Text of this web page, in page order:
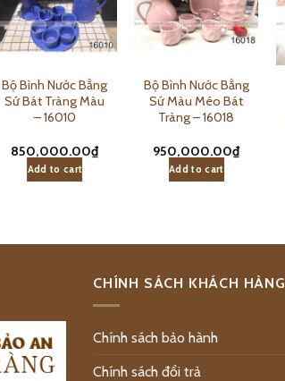
Bộ Bình Nước Bằng
Sứ Bát Tràng Màu
– 16010
850,000.00₫
Add to cart
Bộ Bình Nước Bằng
Sứ Màu Méo Bát
Tràng – 16018
950,000.00₫
Add to cart
CHÍNH SÁCH KHÁCH HÀNG
Chính sách bảo hành
Chính sách đổi trả